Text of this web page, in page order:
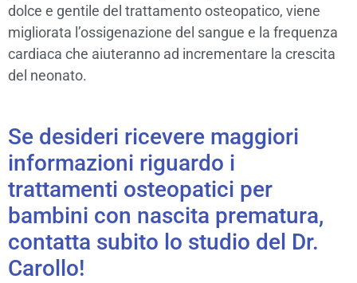
dolce e gentile del trattamento osteopatico, viene
migliorata l’ossigenazione del sangue e la frequenza
cardiaca che aiuteranno ad incrementare la crescita
del neonato.
Se desideri ricevere maggiori
informazioni riguardo i
trattamenti osteopatici per
bambini con nascita prematura,
contatta subito lo studio del Dr.
Carollo!